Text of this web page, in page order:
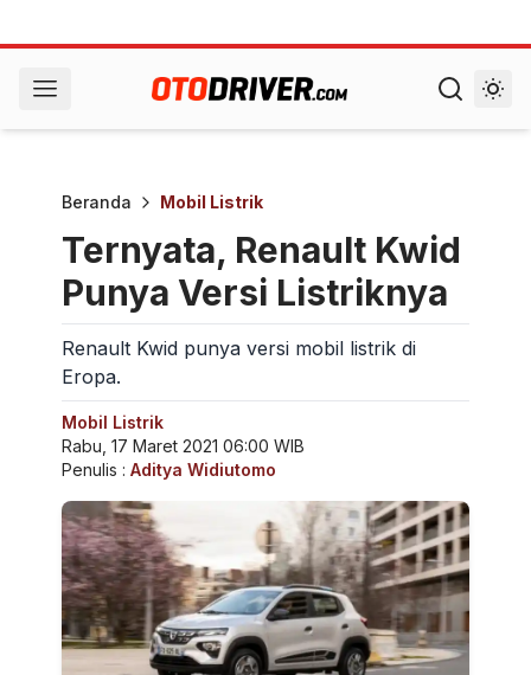
Beranda Mobil Listrik
Ternyata, Renault Kwid
Punya Versi Listriknya
Renault Kwid punya versi mobil listrik di
Eropa.
Mobil Listrik
Rabu, 17 Maret 2021 06:00 WIB
Penulis : Aditya Widiutomo